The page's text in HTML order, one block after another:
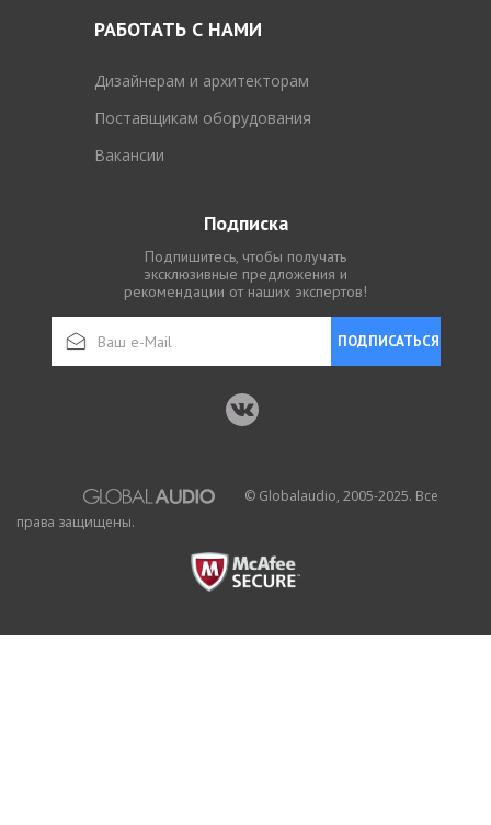
РАБОТАТЬ С НАМИ
Дизайнерам и архитекторам
Поставщикам оборудования
Вакансии
Подписка
Подпишитесь, чтобы получать
эксклюзивные предложения и
рекомендации от наших экспертов!
ПОДПИСАТЬСЯ
© Globalaudio, 2005-2025. Все
права защищены.